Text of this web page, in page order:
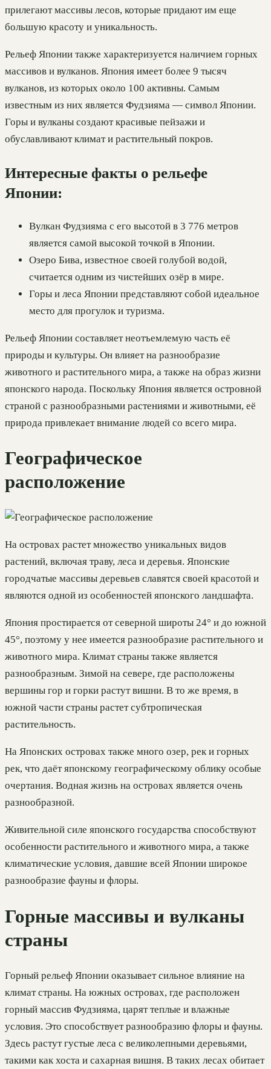
прилегают массивы лесов, которые придают им еще
большую красоту и уникальность.
Рельеф Японии также характеризуется наличием горных
массивов и вулканов. Япония имеет более 9 тысяч
вулканов, из которых около 100 активны. Самым
известным из них является Фудзияма — символ Японии.
Горы и вулканы создают красивые пейзажи и
обуславливают климат и растительный покров.
Интересные факты о рельефе
Японии:
Вулкан Фудзияма с его высотой в 3 776 метров
является самой высокой точкой в Японии.
Озеро Бива, известное своей голубой водой,
считается одним из чистейших озёр в мире.
Горы и леса Японии представляют собой идеальное
место для прогулок и туризма.
Рельеф Японии составляет неотъемлемую часть её
природы и культуры. Он влияет на разнообразие
животного и растительного мира, а также на образ жизни
японского народа. Поскольку Япония является островной
страной с разнообразными растениями и животными, её
природа привлекает внимание людей со всего мира.
Географическое
расположение
На островах растет множество уникальных видов
растений, включая траву, леса и деревья. Японские
городчатые массивы деревьев славятся своей красотой и
являются одной из особенностей японского ландшафта.
Япония простирается от северной широты 24° и до южной
45°, поэтому у нее имеется разнообразие растительного и
животного мира. Климат страны также является
разнообразным. Зимой на севере, где расположены
вершины гор и горки растут вишни. В то же время, в
южной части страны растет субтропическая
растительность.
На Японских островах также много озер, рек и горных
рек, что даёт японскому географическому облику особые
очертания. Водная жизнь на островах является очень
разнообразной.
Живительной силе японского государства способствуют
особенности растительного и животного мира, а также
климатические условия, давшие всей Японии широкое
разнообразие фауны и флоры.
Горные массивы и вулканы
страны
Горный рельеф Японии оказывает сильное влияние на
климат страны. На южных островах, где расположен
горный массив Фудзияма, царят теплые и влажные
условия. Это способствует разнообразию флоры и фауны.
Здесь растут густые леса с великолепными деревьями,
такими как хоста и сахарная вишня. В таких лесах обитает